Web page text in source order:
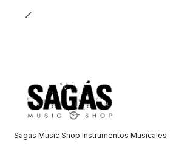
Sagas Music Shop Instrumentos Musicales